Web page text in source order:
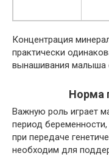
Концентрация
практически
вынашивания малыша
Норма
Важную роль играет
период
при передаче
необходим для